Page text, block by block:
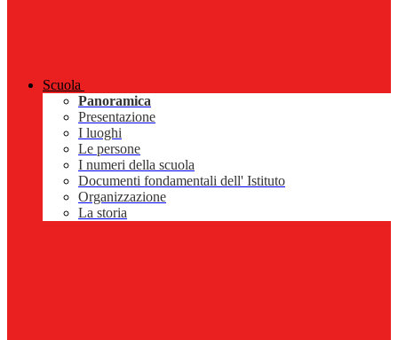
Scuola
Panoramica
Presentazione
I luoghi
Le persone
I numeri della scuola
Documenti fondamentali dell' Istituto
Organizzazione
La storia